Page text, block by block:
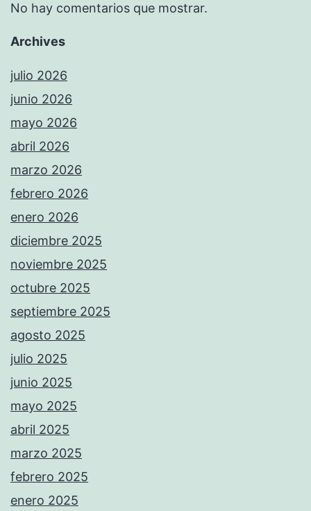
No hay comentarios que mostrar.
Archives
julio 2026
junio 2026
mayo 2026
abril 2026
marzo 2026
febrero 2026
enero 2026
diciembre 2025
noviembre 2025
octubre 2025
septiembre 2025
agosto 2025
julio 2025
junio 2025
mayo 2025
abril 2025
marzo 2025
febrero 2025
enero 2025